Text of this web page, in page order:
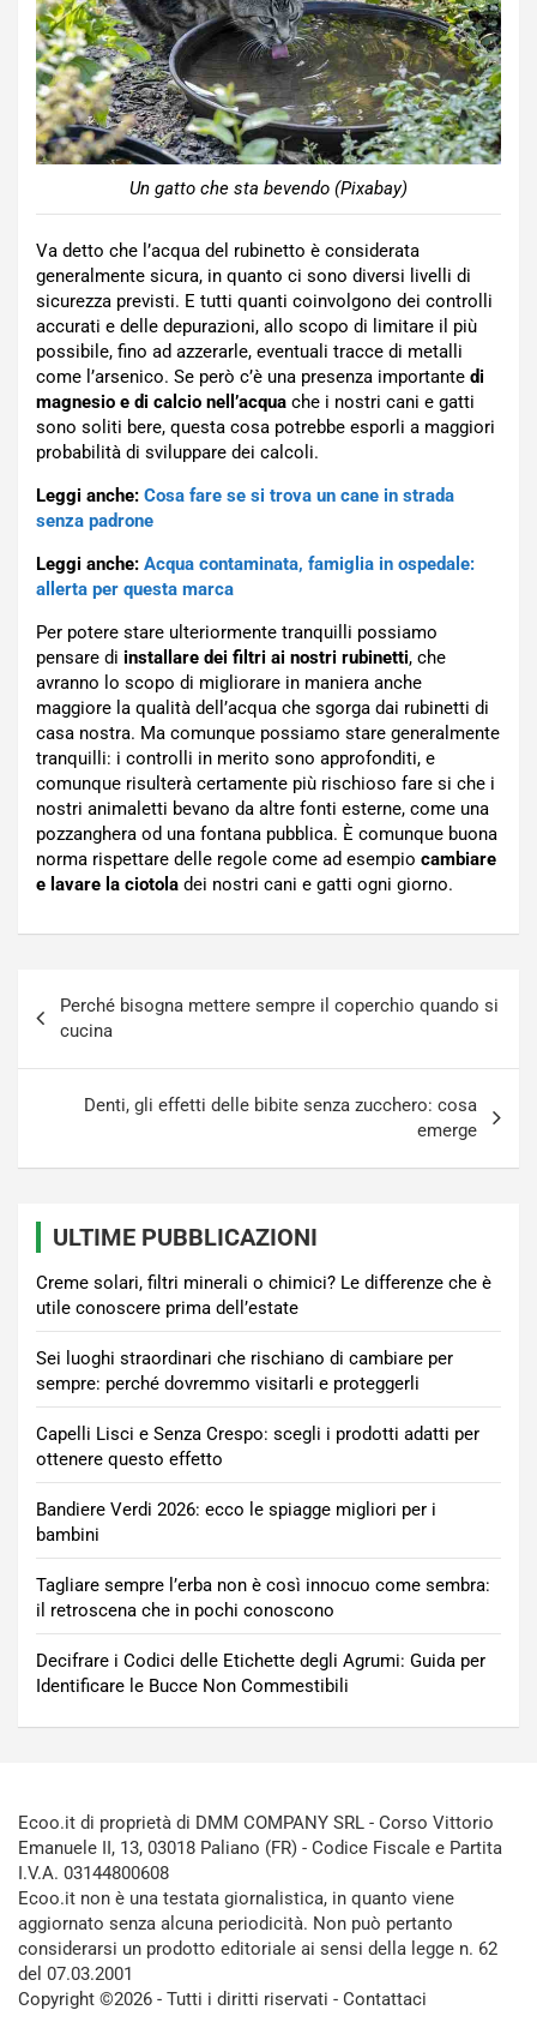
Un gatto che sta bevendo (Pixabay)
Va detto che l’acqua del rubinetto è considerata
generalmente sicura, in quanto ci sono diversi livelli di
sicurezza previsti. E tutti quanti coinvolgono dei controlli
accurati e delle depurazioni, allo scopo di limitare il più
possibile, fino ad azzerarle, eventuali tracce di metalli
come l’arsenico. Se però c’è una presenza importante di
magnesio e di calcio nell’acqua che i nostri cani e gatti
sono soliti bere, questa cosa potrebbe esporli a maggiori
probabilità di sviluppare dei calcoli.
Leggi anche: Cosa fare se si trova un cane in strada
senza padrone
Leggi anche: Acqua contaminata, famiglia in ospedale:
allerta per questa marca
Per potere stare ulteriormente tranquilli possiamo
pensare di installare dei filtri ai nostri rubinetti, che
avranno lo scopo di migliorare in maniera anche
maggiore la qualità dell’acqua che sgorga dai rubinetti di
casa nostra. Ma comunque possiamo stare generalmente
tranquilli: i controlli in merito sono approfonditi, e
comunque risulterà certamente più rischioso fare si che i
nostri animaletti bevano da altre fonti esterne, come una
pozzanghera od una fontana pubblica. È comunque buona
norma rispettare delle regole come ad esempio cambiare
e lavare la ciotola dei nostri cani e gatti ogni giorno.
articoli
Perché bisogna mettere sempre il coperchio quando si
cucina
Denti, gli effetti delle bibite senza zucchero: cosa
emerge
ULTIME PUBBLICAZIONI
Creme solari, filtri minerali o chimici? Le differenze che è
utile conoscere prima dell’estate
Sei luoghi straordinari che rischiano di cambiare per
sempre: perché dovremmo visitarli e proteggerli
Capelli Lisci e Senza Crespo: scegli i prodotti adatti per
ottenere questo effetto
Bandiere Verdi 2026: ecco le spiagge migliori per i
bambini
Tagliare sempre l’erba non è così innocuo come sembra:
il retroscena che in pochi conoscono
Decifrare i Codici delle Etichette degli Agrumi: Guida per
Identificare le Bucce Non Commestibili
Ecoo.it di proprietà di DMM COMPANY SRL - Corso Vittorio
Emanuele II, 13, 03018 Paliano (FR) - Codice Fiscale e Partita
I.V.A. 03144800608
Ecoo.it non è una testata giornalistica, in quanto viene
aggiornato senza alcuna periodicità. Non può pertanto
considerarsi un prodotto editoriale ai sensi della legge n. 62
del 07.03.2001
Copyright ©2026 - Tutti i diritti riservati - Contattaci